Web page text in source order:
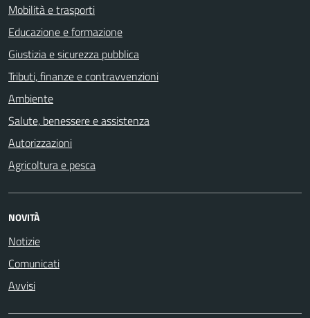
Mobilità e trasporti
Educazione e formazione
Giustizia e sicurezza pubblica
Tributi, finanze e contravvenzioni
Ambiente
Salute, benessere e assistenza
Autorizzazioni
Agricoltura e pesca
NOVITÀ
Notizie
Comunicati
Avvisi